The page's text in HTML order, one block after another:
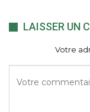
LAISSER UN
Votre